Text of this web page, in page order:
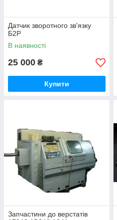
Датчик зворотного зв'язку
Б2Р
В наявності
25 000 ₴
Купити
Запчастини до верстатів